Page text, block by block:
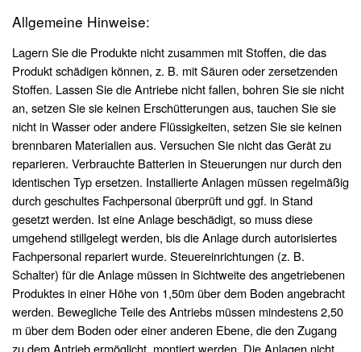
Allgemeine Hinweise:
Lagern Sie die Produkte nicht zusammen mit Stoffen, die das
Produkt schädigen können, z. B. mit Säuren oder zersetzenden
Stoffen. Lassen Sie die Antriebe nicht fallen, bohren Sie sie nicht
an, setzen Sie sie keinen Erschütterungen aus, tauchen Sie sie
nicht in Wasser oder andere Flüssigkeiten, setzen Sie sie keinen
brennbaren Materialien aus. Versuchen Sie nicht das Gerät zu
reparieren. Verbrauchte Batterien in Steuerungen nur durch den
identischen Typ ersetzen. Installierte Anlagen müssen regelmäßig
durch geschultes Fachpersonal überprüft und ggf. in Stand
gesetzt werden. Ist eine Anlage beschädigt, so muss diese
umgehend stillgelegt werden, bis die Anlage durch autorisiertes
Fachpersonal repariert wurde. Steuereinrichtungen (z. B.
Schalter) für die Anlage müssen in Sichtweite des angetriebenen
Produktes in einer Höhe von 1,50m über dem Boden angebracht
werden. Bewegliche Teile des Antriebs müssen mindestens 2,50
m über dem Boden oder einer anderen Ebene, die den Zugang
zu dem Antrieb ermöglicht, montiert werden. Die Anlagen nicht